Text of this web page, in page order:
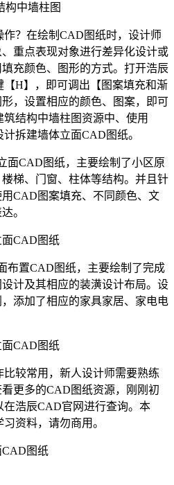
构中墙柱图
？在绘制 CAD图纸时，设计师
重点表现对象进行差异化设计或
充颜色、图形的方式。打开浩辰
【H】，即可调出【图案填充和渐
，设置相应的颜色、图案，即可
结构中墙柱图资源中、使用
拆建墙体立面CAD图纸。
面CAD图纸，主要绘制了小区原
梯、门窗、柱体等结构。并且针
CAD图案填充、不同颜色、文
。
布置CAD图纸，主要绘制了完成
计及其相应的装潢设计布局。设
添加了相应的家具家居、家电电
较常用，新人设计师需要熟练
更多的CAD图纸资源，刚刚 初
在浩辰CAD官网进行查询。本
资料，请勿商用。
图纸